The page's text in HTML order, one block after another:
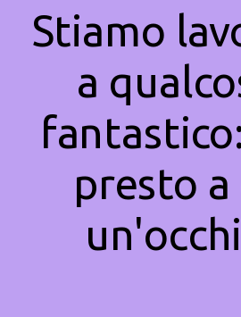
Stiamo
a
presto a